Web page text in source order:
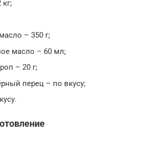
– 350 г;
масло – 60 мл;
– 20 г;
перец – по вкусу;